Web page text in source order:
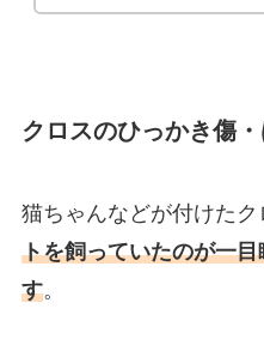
クロスのひっかき傷
猫ちゃんなどが付けたク
トを飼っていたのが一
す。